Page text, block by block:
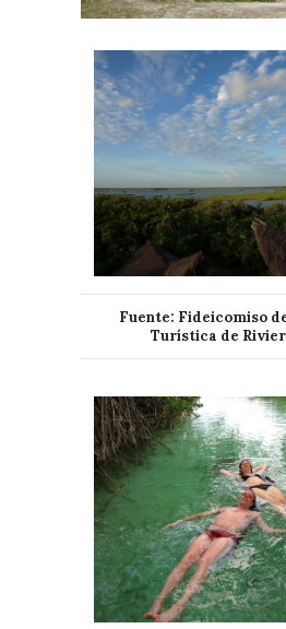
Fuente: Fideicomiso
Turística de